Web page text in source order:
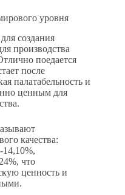
уровня
создания
производства
поедается
после
палатабельность и
ценным для
качества:
14,10%,
что
ценность и